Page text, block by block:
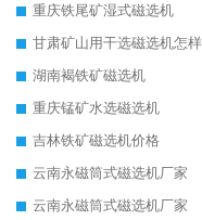
重庆铁尾矿湿式磁选机
湖南褐铁矿磁选机
重庆锰矿水选磁选机
吉林铁矿磁选机价格
云南永磁筒式磁选机厂家
云南永磁筒式磁选机厂家